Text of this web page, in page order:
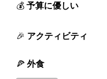
予算に優しい
アクティビティ
外食